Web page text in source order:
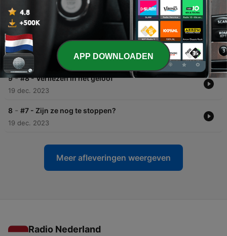
11 - #10 - 'Thank you Brother Tom'
07 jul. 2025
10 - #9 - 'Geest van autisme, eruit!'
01 apr. 2024
9 - #8 - Verliezen in het geloof
19 dec. 2023
8 - #7 - Zijn ze nog te stoppen?
19 dec. 2023
Meer afleveringen weergeven
Radio Nederland
APP DOWNLOADEN